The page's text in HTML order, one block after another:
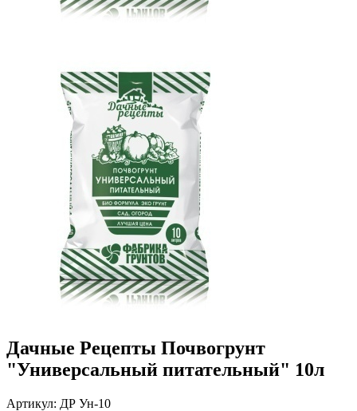
Дачные Рецепты Почвогрунт
"Универсальный питательный" 10л
Артикул: ДР Ун-10